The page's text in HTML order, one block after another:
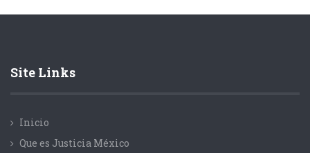
Site Links
Inicio
Que es Justicia México